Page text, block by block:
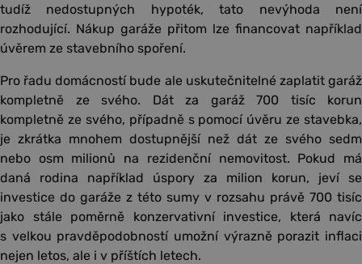
tudíž nedostupných hypoték, tato nevýhoda není
rozhodující. Nákup garáže přitom lze financovat například
úvěrem ze stavebního spoření.
Pro řadu domácností bude ale uskutečnitelné zaplatit garáž
kompletně ze svého. Dát za garáž 700 tisíc korun
kompletně ze svého, případně s pomocí úvěru ze stavebka,
je zkrátka mnohem dostupnější než dát ze svého sedm
nebo osm milionů na rezidenční nemovitost. Pokud má
daná rodina například úspory za milion korun, jeví se
investice do garáže z této sumy v rozsahu právě 700 tisíc
jako stále poměrně konzervativní investice, která navíc
s velkou pravděpodobností umožní výrazně porazit inflaci
nejen letos, ale i v příštích letech.